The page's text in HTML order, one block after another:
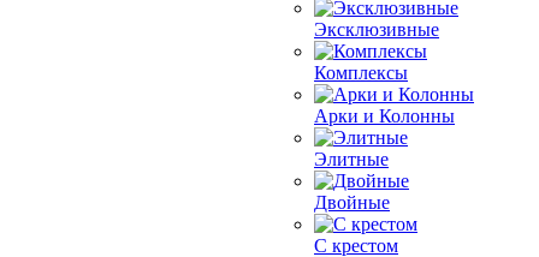
Эксклюзивные
Комплексы
Арки и Колонны
Элитные
Двойные
С крестом